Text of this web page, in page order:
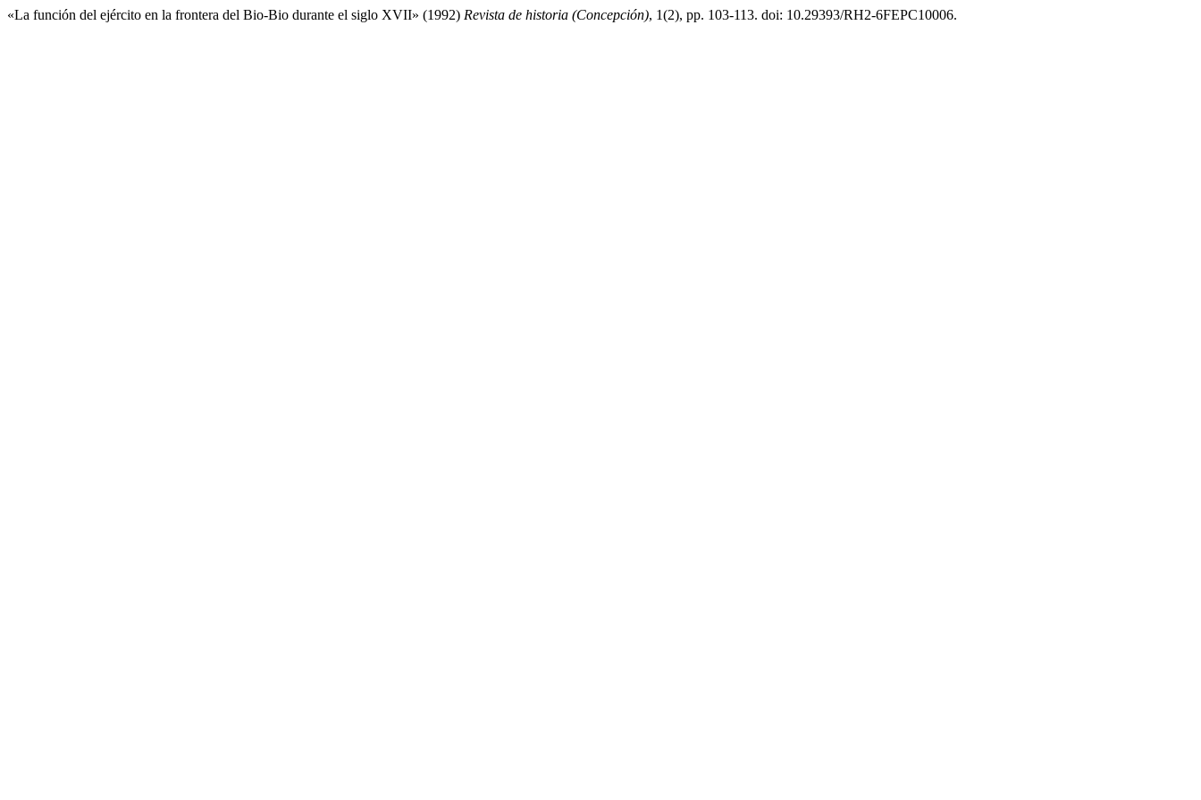
«La función del ejército en la frontera del Bio-Bio durante el siglo XVII» (1992) Revista de historia (Concepción), 1(2), pp. 103-113. doi: 10.29393/RH2-6FEPC10006.